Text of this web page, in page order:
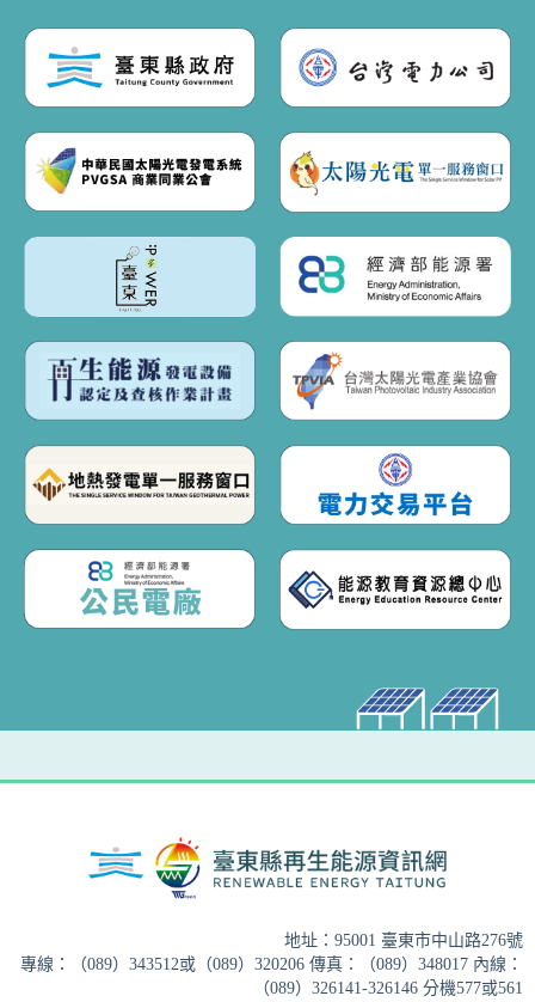
地址：95001 臺東市中山路276號
專線：（089）343512或（089）320206 傳真：（089）348017 內線：
（089）326141-326146 分機577或561